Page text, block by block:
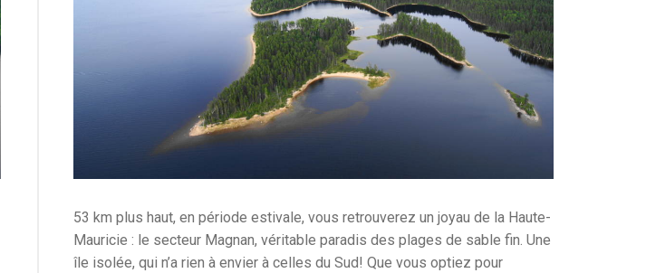
53 km plus haut, en période estivale, vous retrouverez un joyau de la Haute-
Mauricie : le secteur Magnan, véritable paradis des plages de sable fin. Une
île isolée, qui n’a rien à envier à celles du Sud! Que vous optiez pour